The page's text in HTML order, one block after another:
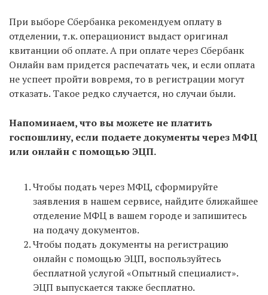
При выборе Сбербанка рекомендуем оплату в
отделении, т.к. операционист выдаст оригинал
квитанции об оплате. А при оплате через Сбербанк
Онлайн вам придется распечатать чек, и если оплата
не успеет пройти вовремя, то в регистрации могут
отказать. Такое редко случается, но случаи были.
Напоминаем, что вы можете не платить
госпошлину, если подаете документы через МФЦ
или онлайн с помощью ЭЦП.
Чтобы подать через МФЦ, сформируйте
заявления в нашем сервисе, найдите ближайшее
отделение МФЦ в вашем городе и запишитесь
на подачу документов.
Чтобы подать документы на регистрацию
онлайн с помощью ЭЦП, воспользуйтесь
бесплатной услугой «Опытный специалист».
ЭЦП выпускается также бесплатно.